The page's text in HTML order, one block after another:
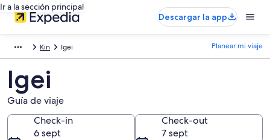
Ir a la sección principal
Descargar la app
Kin Igei Planear mi viaje
Igei
Guía de viaje
Check-in
6 sept
Check-out
7 sept